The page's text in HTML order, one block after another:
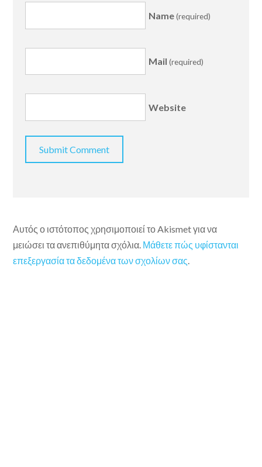
Name(required)
Mail (required)
Website
Αυτός ο ιστότοπος χρησιμοποιεί το Akismet για να
μειώσει τα ανεπιθύμητα σχόλια. Μάθετε πώς υφίστανται
επεξεργασία τα δεδομένα των σχολίων σας.